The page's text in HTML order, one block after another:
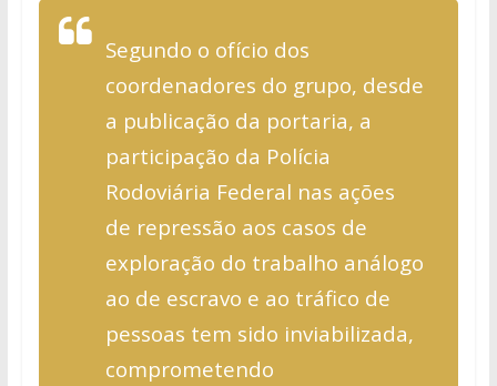
Segundo o ofício dos
coordenadores do grupo, desde
a publicação da portaria, a
participação da Polícia
Rodoviária Federal nas ações
de repressão aos casos de
exploração do trabalho análogo
ao de escravo e ao tráfico de
pessoas tem sido inviabilizada,
comprometendo